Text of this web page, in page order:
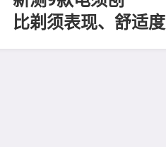
比剃须表现、舒适度